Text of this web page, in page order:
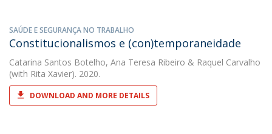
SAÚDE E SEGURANÇA NO TRABALHO
Constitucionalismos e (con)temporaneidade
Catarina Santos Botelho, Ana Teresa Ribeiro & Raquel Carvalho
(with Rita Xavier). 2020.
DOWNLOAD AND MORE DETAILS